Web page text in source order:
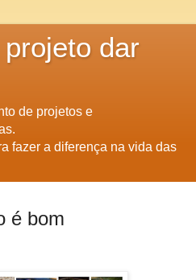
dar
de projetos e
fazer a diferença na vida das
é bom